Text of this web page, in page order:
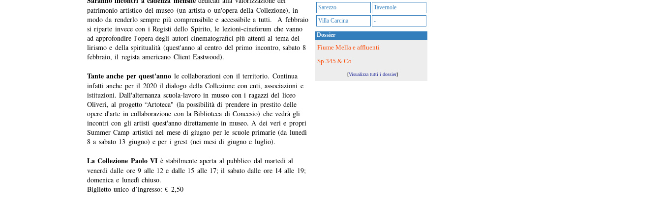
patrimonio artistico del museo (un artista o un'opera della Collezione), in
modo da renderlo sempre più comprensibile e accessibile a tutti. A febbraio
si riparte invece con i Registi dello Spirito, le lezioni-cineforum che vanno
ad approfondire l'opera degli autori cinematografici più attenti al tema del
lirismo e della spiritualità (quest'anno al centro del primo incontro, sabato 8
febbraio, il regista americano Client Eastwood).
Tante anche per quest'anno le collaborazioni con il territorio. Continua
infatti anche per il 2020 il dialogo della Collezione con enti, associazioni e
istituzioni. Dall'alternanza scuola-lavoro in museo con i ragazzi del liceo
Oliveri, al progetto “Artoteca" (la possibilità di prendere in prestito delle
opere d'arte in collaborazione con la Biblioteca di Concesio) che vedrà gli
incontri con gli artisti quest'anno direttamente in museo. A dei veri e propri
Summer Camp artistici nel mese di giugno per le scuole primarie (da lunedì
8 a sabato 13 giugno) e per i grest (nei mesi di giugno e luglio).
La Collezione Paolo VI è stabilmente aperta al pubblico dal martedì al
venerdì dalle ore 9 alle 12 e dalle 15 alle 17; il sabato dalle ore 14 alle 19;
domenica e lunedì chiuso.
Biglietto unico d’ingresso: € 2,50
Sarezzo
Tavernole
Villa Carcina
-
Dossier
Fiume Mella e affluenti
Sp 345 & Co.
[Visualizza tutti i dossier]